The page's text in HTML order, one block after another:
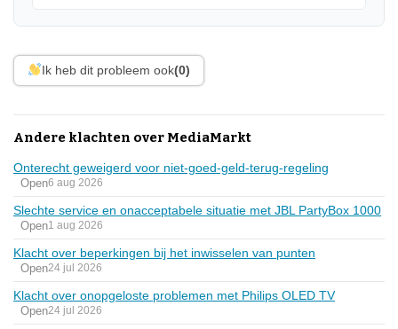
Ik heb dit probleem ook(0)
Andere klachten over MediaMarkt
Onterecht geweigerd voor niet-goed-geld-terug-regeling
Open6 aug 2026
Slechte service en onacceptabele situatie met JBL PartyBox 1000
Open1 aug 2026
Klacht over beperkingen bij het inwisselen van punten
Open24 jul 2026
Klacht over onopgeloste problemen met Philips OLED TV
Open24 jul 2026